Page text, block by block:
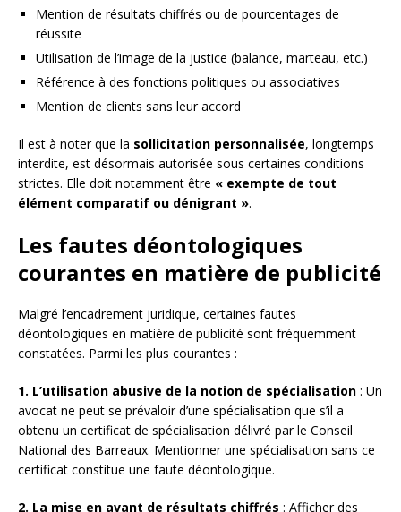
Mention de résultats chiffrés ou de pourcentages de
réussite
Utilisation de l’image de la justice (balance, marteau, etc.)
Référence à des fonctions politiques ou associatives
Mention de clients sans leur accord
Il est à noter que la sollicitation personnalisée, longtemps
interdite, est désormais autorisée sous certaines conditions
strictes. Elle doit notamment être « exempte de tout
élément comparatif ou dénigrant ».
Les fautes déontologiques
courantes en matière de publicité
Malgré l’encadrement juridique, certaines fautes
déontologiques en matière de publicité sont fréquemment
constatées. Parmi les plus courantes :
1. L’utilisation abusive de la notion de spécialisation : Un
avocat ne peut se prévaloir d’une spécialisation que s’il a
obtenu un certificat de spécialisation délivré par le Conseil
National des Barreaux. Mentionner une spécialisation sans ce
certificat constitue une faute déontologique.
2. La mise en avant de résultats chiffrés : Afficher des